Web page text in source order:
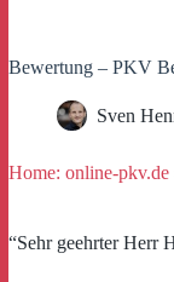
Bewertung – PKV
Sven
Home: online-pkv.de
“Sehr geehrter Herr